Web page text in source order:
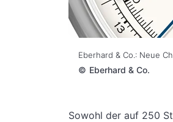
Eberhard & Co.: Neue
© Eberhard & Co.
Sowohl der auf 250